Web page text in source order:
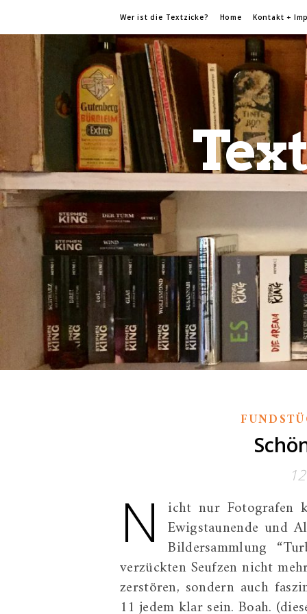
Wer ist die Textzicke? Home Kontakt +
N icht nur Fotografen
Ewigstaunende und
Bildersammlung
verzückten Seufzen nicht
zerstören, sondern auch
11 jedem klar sein. Boah.